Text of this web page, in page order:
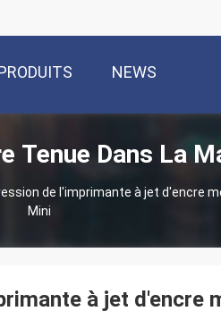
NEWS
Tenue Dans La
de l'imprimante à jet d'encre
Mini
à jet d'encre